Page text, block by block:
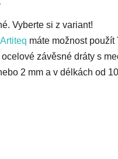
Vyberte si z variant!
máte možnost
závěsné dráty s
2 mm a v délkách od